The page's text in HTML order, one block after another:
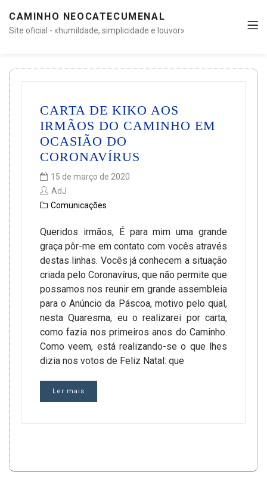
CAMINHO NEOCATECUMENAL
Site oficial - «humildade, simplicidade e louvor»
CARTA DE KIKO AOS
IRMÃOS DO CAMINHO EM
OCASIÃO DO
CORONAVÍRUS
15 de março de 2020
AdJ
Comunicações
Queridos irmãos, É para mim uma grande
graça pôr-me em contato com vocês através
destas linhas. Vocês já conhecem a situação
criada pelo Coronavírus, que não permite que
possamos nos reunir em grande assembleia
para o Anúncio da Páscoa, motivo pelo qual,
nesta Quaresma, eu o realizarei por carta,
como fazia nos primeiros anos do Caminho.
Como veem, está realizando-se o que lhes
dizia nos votos de Feliz Natal: que
Ler mais